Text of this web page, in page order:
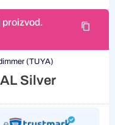
proizvod.
(TUYA)
Silver